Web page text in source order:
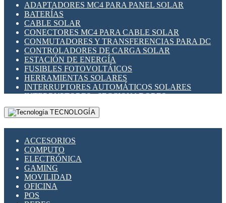
ADAPTADORES MC4 PARA PANEL SOLAR
BATERÍAS
CABLE SOLAR
CONECTORES MC4 PARA CABLE SOLAR
CONMUTADORES Y TRANSFERENCIAS PARA DC
CONTROLADORES DE CARGA SOLAR
ESTACIÓN DE ENERGÍA
FUSIBLES FOTOVOLTÁICOS
HERRAMIENTAS SOLARES
INTERRUPTORES AUTOMÁTICOS SOLARES
INTERRUPTORES - SECCIONADORES
FOTOVOLTÁICOS
MONTAJE PANEL SOLAR
SUPRESOR DE TRANSIENTES SPDS PARA
APLICACIONES FOTOVOLTAICAS
TECNOLOGÍA
ACCESORIOS
COMPUTO
ELECTRÓNICA
GAMING
MOVILIDAD
OFICINA
POS